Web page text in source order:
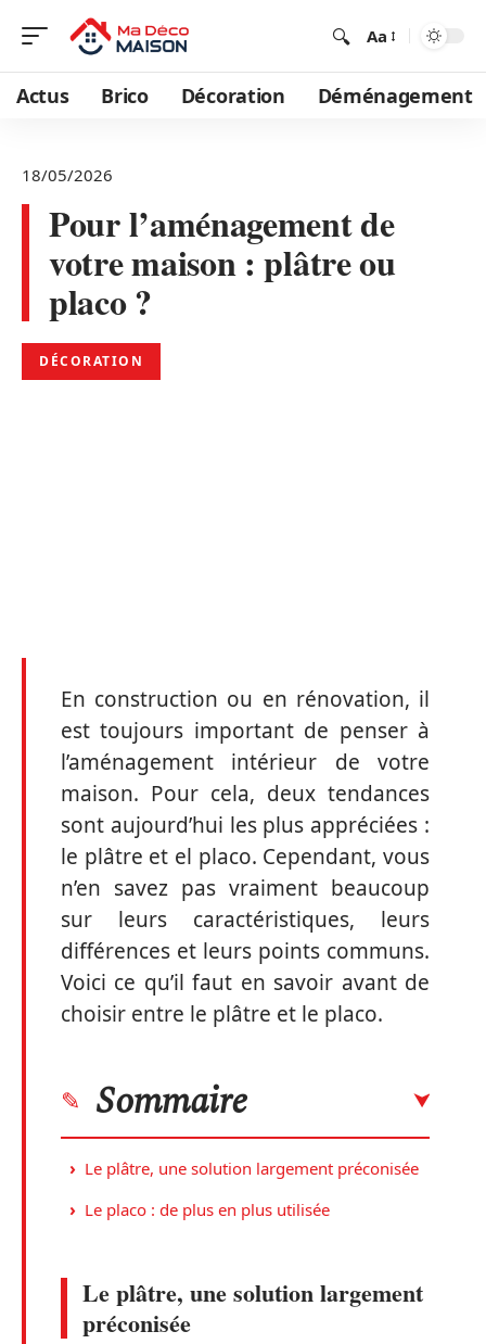
Aa
Actus Brico Décoration Déménagement
18/05/2026
Pour l’aménagement de
votre maison : plâtre ou
placo ?
DÉCORATION
En construction ou en rénovation, il
est toujours important de penser à
l’aménagement intérieur de votre
maison. Pour cela, deux tendances
sont aujourd’hui les plus appréciées :
le plâtre et el placo. Cependant, vous
n’en savez pas vraiment beaucoup
sur leurs caractéristiques, leurs
différences et leurs points communs.
Voici ce qu’il faut en savoir avant de
choisir entre le plâtre et le placo.
Sommaire
Le plâtre, une solution largement préconisée
Le placo : de plus en plus utilisée
Le plâtre, une solution largement
préconisée